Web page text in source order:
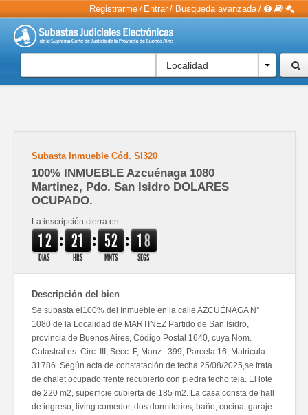
Registrarme / Entrar / Busqueda avanzada /
Localidad
Subasta Inmueble Cód. SI320
100% INMUEBLE Azcuénaga 1080
Martinez, Pdo. San Isidro DOLARES
OCUPADO.
La inscripción cierra en:
12
DIAS
: 21
HRS
: 52
MNTS
: 18
SEGS
Descripción del bien
Se subasta el100% del Inmueble en la calle AZCUÉNAGA N°
1080 de la Localidad de MARTINEZ Partido de San Isidro,
provincia de Buenos Aires, Código Postal 1640, cuya Nom.
Catastral es: Circ. III, Secc. F, Manz.: 399, Parcela 16, Matricula
31786. Según acta de constatación de fecha 25/08/2025,se trata
de chalet ocupado frente recubierto con piedra techo teja. El lote
de 220 m2, superficie cubierta de 185 m2. La casa consta de hall
de ingreso, living comedor, dos dormitorios, baño, cocina, garaje